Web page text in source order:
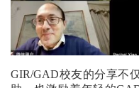
GIR/GAD校友的分享不